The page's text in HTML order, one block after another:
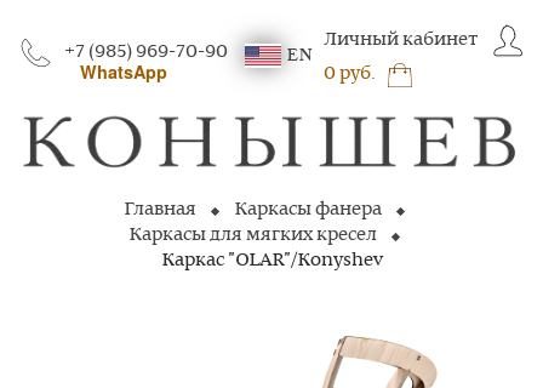
+7 (985) 969-70-90
WhatsApp
EN
Личный кабинет
0 руб.
Главная
Каркасы фанера
Каркасы для мягких кресел
Каркас "OLAR"/Konyshev